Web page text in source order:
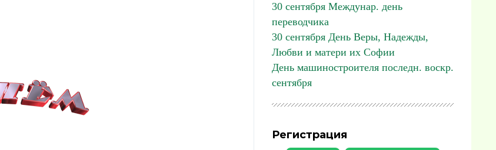
30 сентября Междунар. день
переводчика
30 сентября День Веры, Надежды,
Любви и матери их Софии
День машиностроителя последн. воскр.
сентября
Регистрация